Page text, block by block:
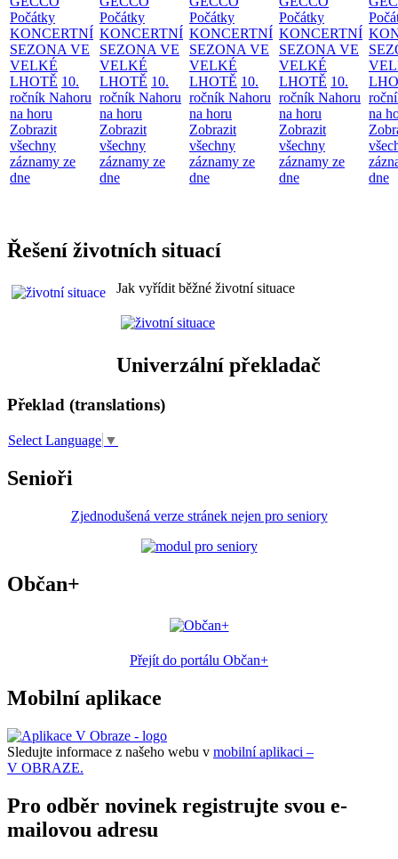
Počátky
KONCERTNÍ
SEZONA VE
VELKÉ
LHOTĚ 10.
ročník Nahoru
na horu
Zobrazit
všechny
záznamy ze
dne
Počátky
KONCERTNÍ
SEZONA VE
VELKÉ
LHOTĚ 10.
ročník Nahoru
na horu
Zobrazit
všechny
záznamy ze
dne
Počátky
KONCERTNÍ
SEZONA VE
VELKÉ
LHOTĚ 10.
ročník Nahoru
na horu
Zobrazit
všechny
záznamy ze
dne
Počátky
KONCERTNÍ
SEZONA VE
VELKÉ
LHOTĚ 10.
ročník Nahoru
na horu
Zobrazit
všechny
záznamy ze
dne
na
dne
Řešení životních situací
Jak vyřídit běžné životní situace
Univerzální překladač
Překlad (translations)
Select Language ▼
Senioři
Zjednodušená verze stránek nejen pro seniory
Občan+
Přejít do portálu Občan+
Mobilní aplikace
Sledujte informace z našeho webu v mobilní aplikaci –
V OBRAZE.
Pro odběr novinek registrujte svou e-
mailovou adresu